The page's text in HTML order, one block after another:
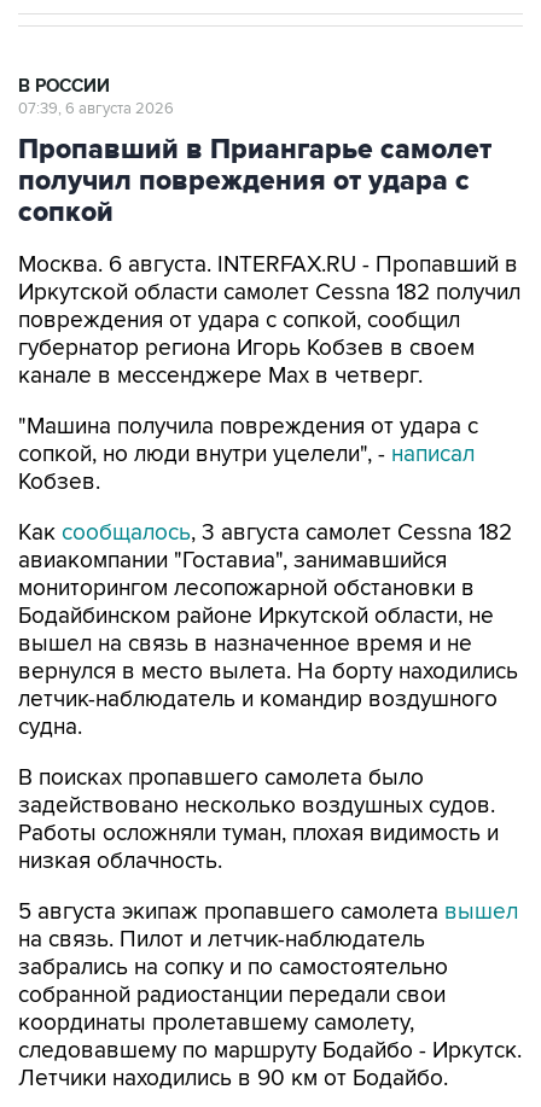
В РОССИИ
07:39, 6 августа 2026
Пропавший в Приангарье самолет
получил повреждения от удара с
сопкой
Москва. 6 августа. INTERFAX.RU - Пропавший в
Иркутской области самолет Cessna 182 получил
повреждения от удара с сопкой, сообщил
губернатор региона Игорь Кобзев в своем
канале в мессенджере Мах в четверг.
"Машина получила повреждения от удара с
сопкой, но люди внутри уцелели", - написал
Кобзев.
Как сообщалось, 3 августа самолет Cessna 182
авиакомпании "Гоставиа", занимавшийся
мониторингом лесопожарной обстановки в
Бодайбинском районе Иркутской области, не
вышел на связь в назначенное время и не
вернулся в место вылета. На борту находились
летчик-наблюдатель и командир воздушного
судна.
В поисках пропавшего самолета было
задействовано несколько воздушных судов.
Работы осложняли туман, плохая видимость и
низкая облачность.
5 августа экипаж пропавшего самолета вышел
на связь. Пилот и летчик-наблюдатель
забрались на сопку и по самостоятельно
собранной радиостанции передали свои
координаты пролетавшему самолету,
следовавшему по маршруту Бодайбо - Иркутск.
Летчики находились в 90 км от Бодайбо.